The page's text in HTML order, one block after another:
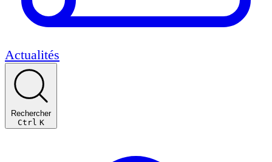
Actualités
Rechercher
Ctrl K